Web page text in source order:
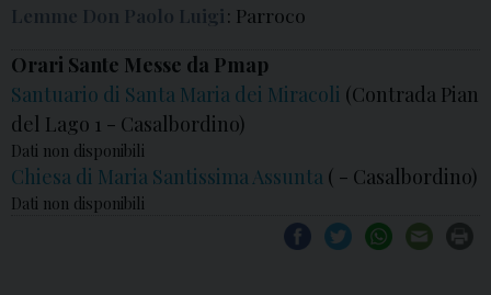
Lemme Don Paolo Luigi: Parroco
Orari Sante Messe da Pmap
Santuario di Santa Maria dei Miracoli (Contrada Pian
del Lago 1 - Casalbordino)
Dati non disponibili
Chiesa di Maria Santissima Assunta ( - Casalbordino)
Dati non disponibili